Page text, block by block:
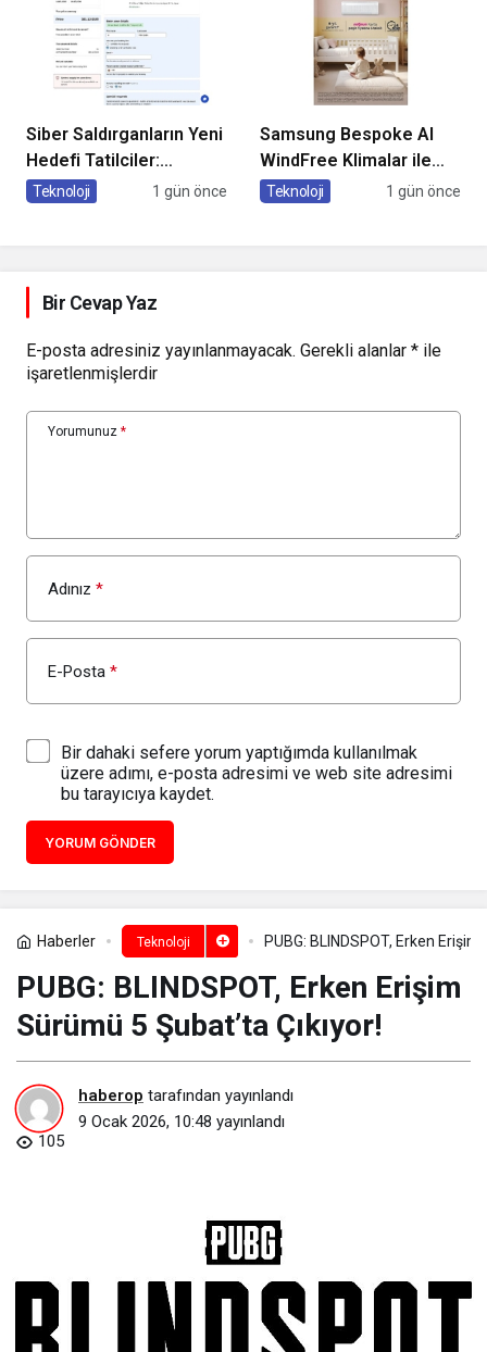
Siber Saldırganların Yeni
Hedefi Tatilciler:
Kaspersky’den Güvenli
Teknoloji 1 gün önce
Samsung Bespoke AI
WindFree Klimalar ile
çocuk odalarında
Teknoloji 1 gün önce
Bir Cevap Yaz
E-posta adresiniz yayınlanmayacak. Gerekli alanlar * ile
işaretlenmişlerdir
Yorumunuz *
Adınız *
E-Posta *
Bir dahaki sefere yorum yaptığımda kullanılmak
üzere adımı, e-posta adresimi ve web site adresimi
bu tarayıcıya kaydet.
YORUM GÖNDER
Haberler Teknoloji PUBG: BLINDSPOT, Erken Erişim
PUBG: BLINDSPOT, Erken Erişim
Sürümü 5 Şubat’ta Çıkıyor!
haberop tarafından yayınlandı
9 Ocak 2026, 10:48 yayınlandı
105